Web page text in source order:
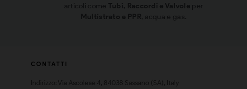
articoli come Tubi, Raccordi e Valvole per
Multistrato e PPR , acqua e gas.
CONTATTI